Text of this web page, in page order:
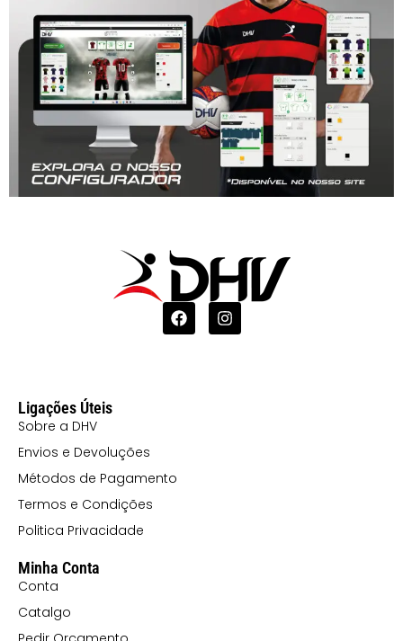
Ligações Úteis
Sobre a DHV
Envios e Devoluções
Métodos de Pagamento
Termos e Condições
Politica Privacidade
Minha Conta
Conta
Catalgo